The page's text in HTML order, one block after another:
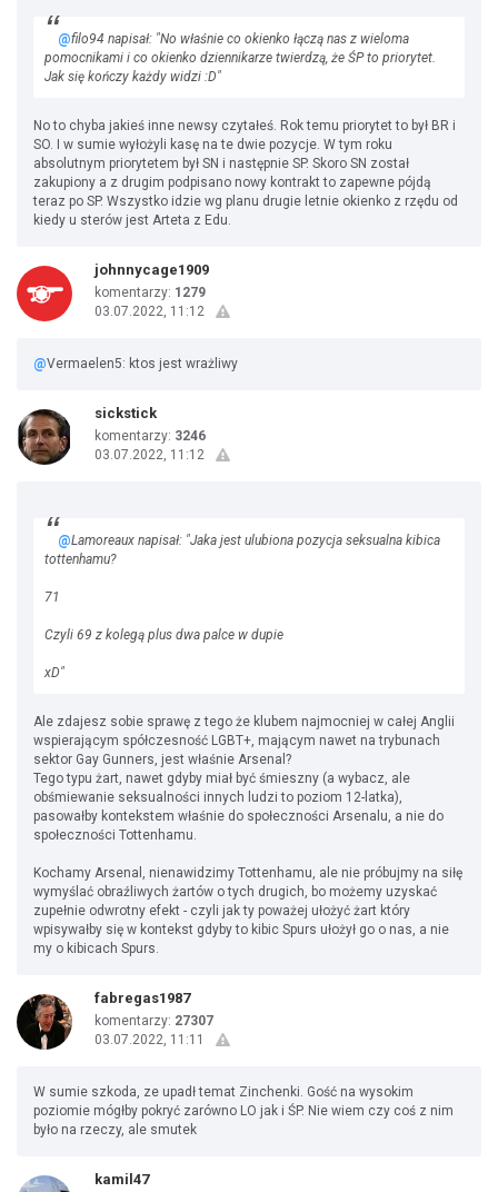
@filo94 napisał: "No właśnie co okienko łączą nas z wieloma
pomocnikami i co okienko dziennikarze twierdzą, że ŚP to priorytet.
Jak się kończy każdy widzi :D"
No to chyba jakieś inne newsy czytałeś. Rok temu priorytet to był BR i
SO. I w sumie wyłożyli kasę na te dwie pozycje. W tym roku
absolutnym priorytetem był SN i następnie SP. Skoro SN został
zakupiony a z drugim podpisano nowy kontrakt to zapewne pójdą
teraz po SP. Wszystko idzie wg planu drugie letnie okienko z rzędu od
kiedy u sterów jest Arteta z Edu.
johnnycage1909
komentarzy: 1279
03.07.2022, 11:12
@Vermaelen5: ktos jest wrażliwy
sickstick
komentarzy: 3246
03.07.2022, 11:12
@Lamoreaux napisał: "Jaka jest ulubiona pozycja seksualna kibica
tottenhamu?
71
Czyli 69 z kolegą plus dwa palce w dupie
xD"
Ale zdajesz sobie sprawę z tego że klubem najmocniej w całej Anglii
wspierającym spółczesność LGBT+, mającym nawet na trybunach
sektor Gay Gunners, jest właśnie Arsenal?
Tego typu żart, nawet gdyby miał być śmieszny (a wybacz, ale
obśmiewanie seksualności innych ludzi to poziom 12-latka),
pasowałby kontekstem właśnie do społeczności Arsenalu, a nie do
społeczności Tottenhamu.
Kochamy Arsenal, nienawidzimy Tottenhamu, ale nie próbujmy na siłę
wymyślać obraźliwych żartów o tych drugich, bo możemy uzyskać
zupełnie odwrotny efekt - czyli jak ty poważej ułożyć żart który
wpisywałby się w kontekst gdyby to kibic Spurs ułożył go o nas, a nie
my o kibicach Spurs.
fabregas1987
komentarzy: 27307
03.07.2022, 11:11
W sumie szkoda, ze upadł temat Zinchenki. Gość na wysokim
poziomie mógłby pokryć zarówno LO jak i ŚP. Nie wiem czy coś z nim
było na rzeczy, ale smutek
kamil47